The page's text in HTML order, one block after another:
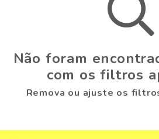
Não foram
com os filtros
Remova ou ajuste os